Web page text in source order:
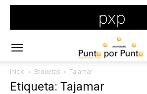
Inicio Etiquetas Tajamar
Etiqueta: Tajamar